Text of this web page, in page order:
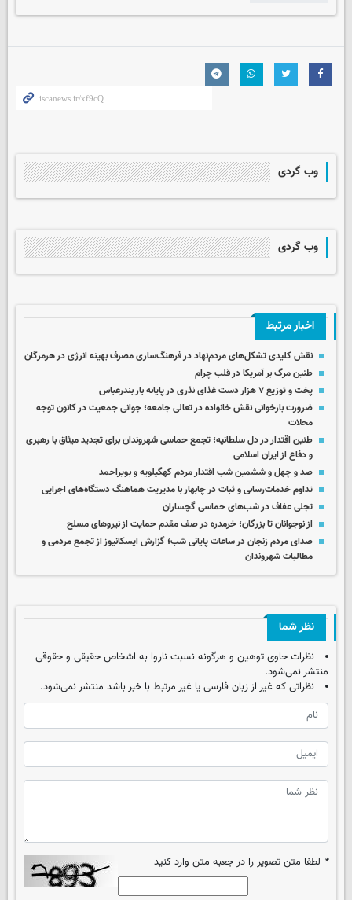
وب گردی
وب گردی
اخبار مرتبط
نقش کلیدی تشکل‌های مردم‌نهاد در فرهنگ‌سازی مصرف بهینه انرژی در هرمزگان
طنین مرگ بر آمریکا در قلب چرام
پخت و توزیع ۷ هزار دست غذای نذری در پایانه بار بندرعباس
ضرورت بازخوانی نقش خانواده در تعالی جامعه؛ جوانی جمعیت در کانون توجه
محلات
طنین اقتدار در دل سلطانیه؛ تجمع حماسی شهروندان برای تجدید میثاق با رهبری
و دفاع از ایران اسلامی
صد و چهل و ششمین شب اقتدار مردم کهگیلویه و بویراحمد
تداوم خدمات‌رسانی و ثبات در چابهار با مدیریت هماهنگ دستگاه‌های اجرایی
تجلی عفاف در شب‌های حماسی گچساران
از نوجوانان تا بزرگان؛ خرمدره در صف مقدم حمایت از نیروهای مسلح
صدای مردم زنجان در ساعات پایانی شب؛ گزارش ایسکانیوز از تجمع مردمی و
مطالبات شهروندان
نظر شما
نظرات حاوی توهین و هرگونه نسبت ناروا به اشخاص حقیقی و حقوقی
منتشر نمی‌شود.
نظراتی که غیر از زبان فارسی یا غیر مرتبط با خبر باشد منتشر نمی‌شود.
* لطفا متن تصویر را در جعبه متن وارد کنید